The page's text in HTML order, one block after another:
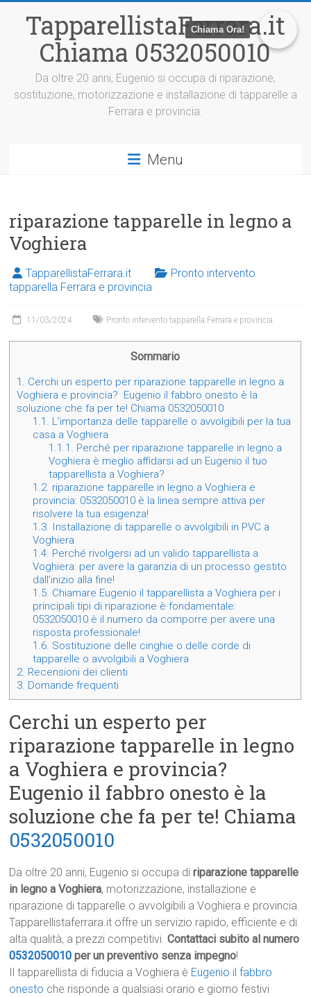
TapparellistaFerrara.it
Chiama 0532050010
Da oltre 20 anni, Eugenio si occupa di riparazione,
sostituzione, motorizzazione e installazione di tapparelle a
Ferrara e provincia.
Menu
riparazione tapparelle in legno a
Voghiera
TapparellistaFerrara.it
Pronto intervento
tapparella Ferrara e provincia
11/03/2024 Pronto intervento tapparella Ferrara e provincia
Sommario
1. Cerchi un esperto per riparazione tapparelle in legno a
Voghiera e provincia? Eugenio il fabbro onesto è la
soluzione che fa per te! Chiama 0532050010
1.1. L’importanza delle tapparelle o avvolgibili per la tua
casa a Voghiera
1.1.1. Perché per riparazione tapparelle in legno a
Voghiera è meglio affidarsi ad un Eugenio il tuo
tapparellista a Voghiera?
1.2. riparazione tapparelle in legno a Voghiera e
provincia: 0532050010 è la linea sempre attiva per
risolvere la tua esigenza!
1.3. Installazione di tapparelle o avvolgibili in PVC a
Voghiera
1.4. Perché rivolgersi ad un valido tapparellista a
Voghiera: per avere la garanzia di un processo gestito
dall’inizio alla fine!
1.5. Chiamare Eugenio il tapparellista a Voghiera per i
principali tipi di riparazione è fondamentale:
0532050010 è il numero da comporre per avere una
risposta professionale!
1.6. Sostituzione delle cinghie o delle corde di
tapparelle o avvolgibili a Voghiera
2. Recensioni dei clienti
3. Domande frequenti
Cerchi un esperto per
riparazione tapparelle in legno
a Voghiera e provincia?
Eugenio il fabbro onesto è la
soluzione che fa per te! Chiama
0532050010
Da oltre 20 anni, Eugenio si occupa diriparazione tapparelle
in legno a Voghiera, motorizzazione, installazione e
riparazione di tapparelle o avvolgibili a Voghiera e provincia.
Tapparellistaferrara.it offre un servizio rapido, efficiente e di
alta qualità, a prezzi competitivi.Contattaci subito al numero
0532050010 per un preventivo senza impegno!
Il tapparellista di fiducia a Voghiera è Eugenio il fabbro
onesto che risponde a qualsiasi orario e giorno festivi
Chiama Ora!